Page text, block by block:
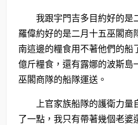
我跟宇門吉多目約好的是
羅偉約好的是二月十五巫閣商
南這邊的糧食用不著他們的船
億斤糧食，還有露娜的波斯島
巫閣商隊的船隊運送。
上官家族船隊的護衛力
了一點，我只有帶著幾個老婆